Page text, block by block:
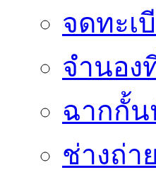
จดทะเ
จำนอง
ฉากกั้น
ช่างถ่า